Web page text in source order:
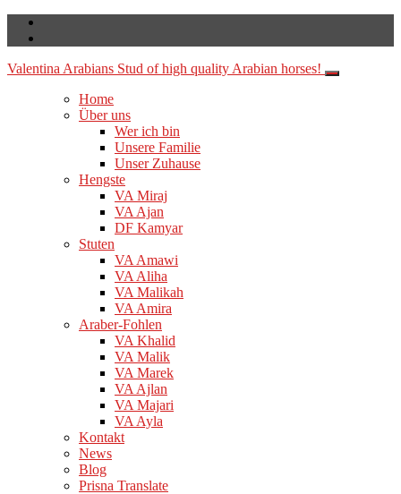
Valentina Arabians Stud of high quality Arabian horses!
Home
Über uns
Wer ich bin
Unsere Familie
Unser Zuhause
Hengste
VA Miraj
VA Ajan
DF Kamyar
Stuten
VA Amawi
VA Aliha
VA Malikah
VA Amira
Araber-Fohlen
VA Khalid
VA Malik
VA Marek
VA Ajlan
VA Majari
VA Ayla
Kontakt
News
Blog
Prisna Translate